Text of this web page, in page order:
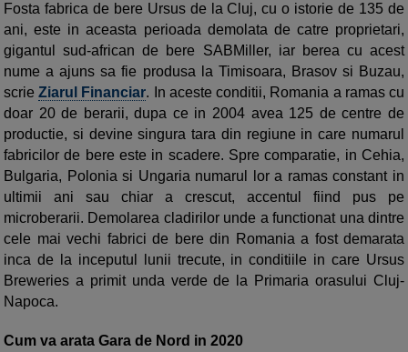
Fosta fabrica de bere Ursus de la Cluj, cu o istorie de 135 de
ani, este in aceasta perioada demolata de catre proprietari,
gigantul sud-african de bere SABMiller, iar berea cu acest
nume a ajuns sa fie produsa la Timisoara, Brasov si Buzau,
scrieZiarul Financiar. In aceste conditii, Romania a ramas cu
doar 20 de berarii, dupa ce in 2004 avea 125 de centre de
productie, si devine singura tara din regiune in care numarul
fabricilor de bere este in scadere. Spre comparatie, in Cehia,
Bulgaria, Polonia si Ungaria numarul lor a ramas constant in
ultimii ani sau chiar a crescut, accentul fiind pus pe
microberarii. Demolarea cladirilor unde a func­tionat una dintre
cele mai vechi fabrici de bere din Romania a fost demarata
inca de la inceputul lunii trecute, in conditiile in care Ursus
Breweries a primit unda verde de la Primaria orasului Cluj-
Napoca.
Cum va arata Gara de Nord in 2020